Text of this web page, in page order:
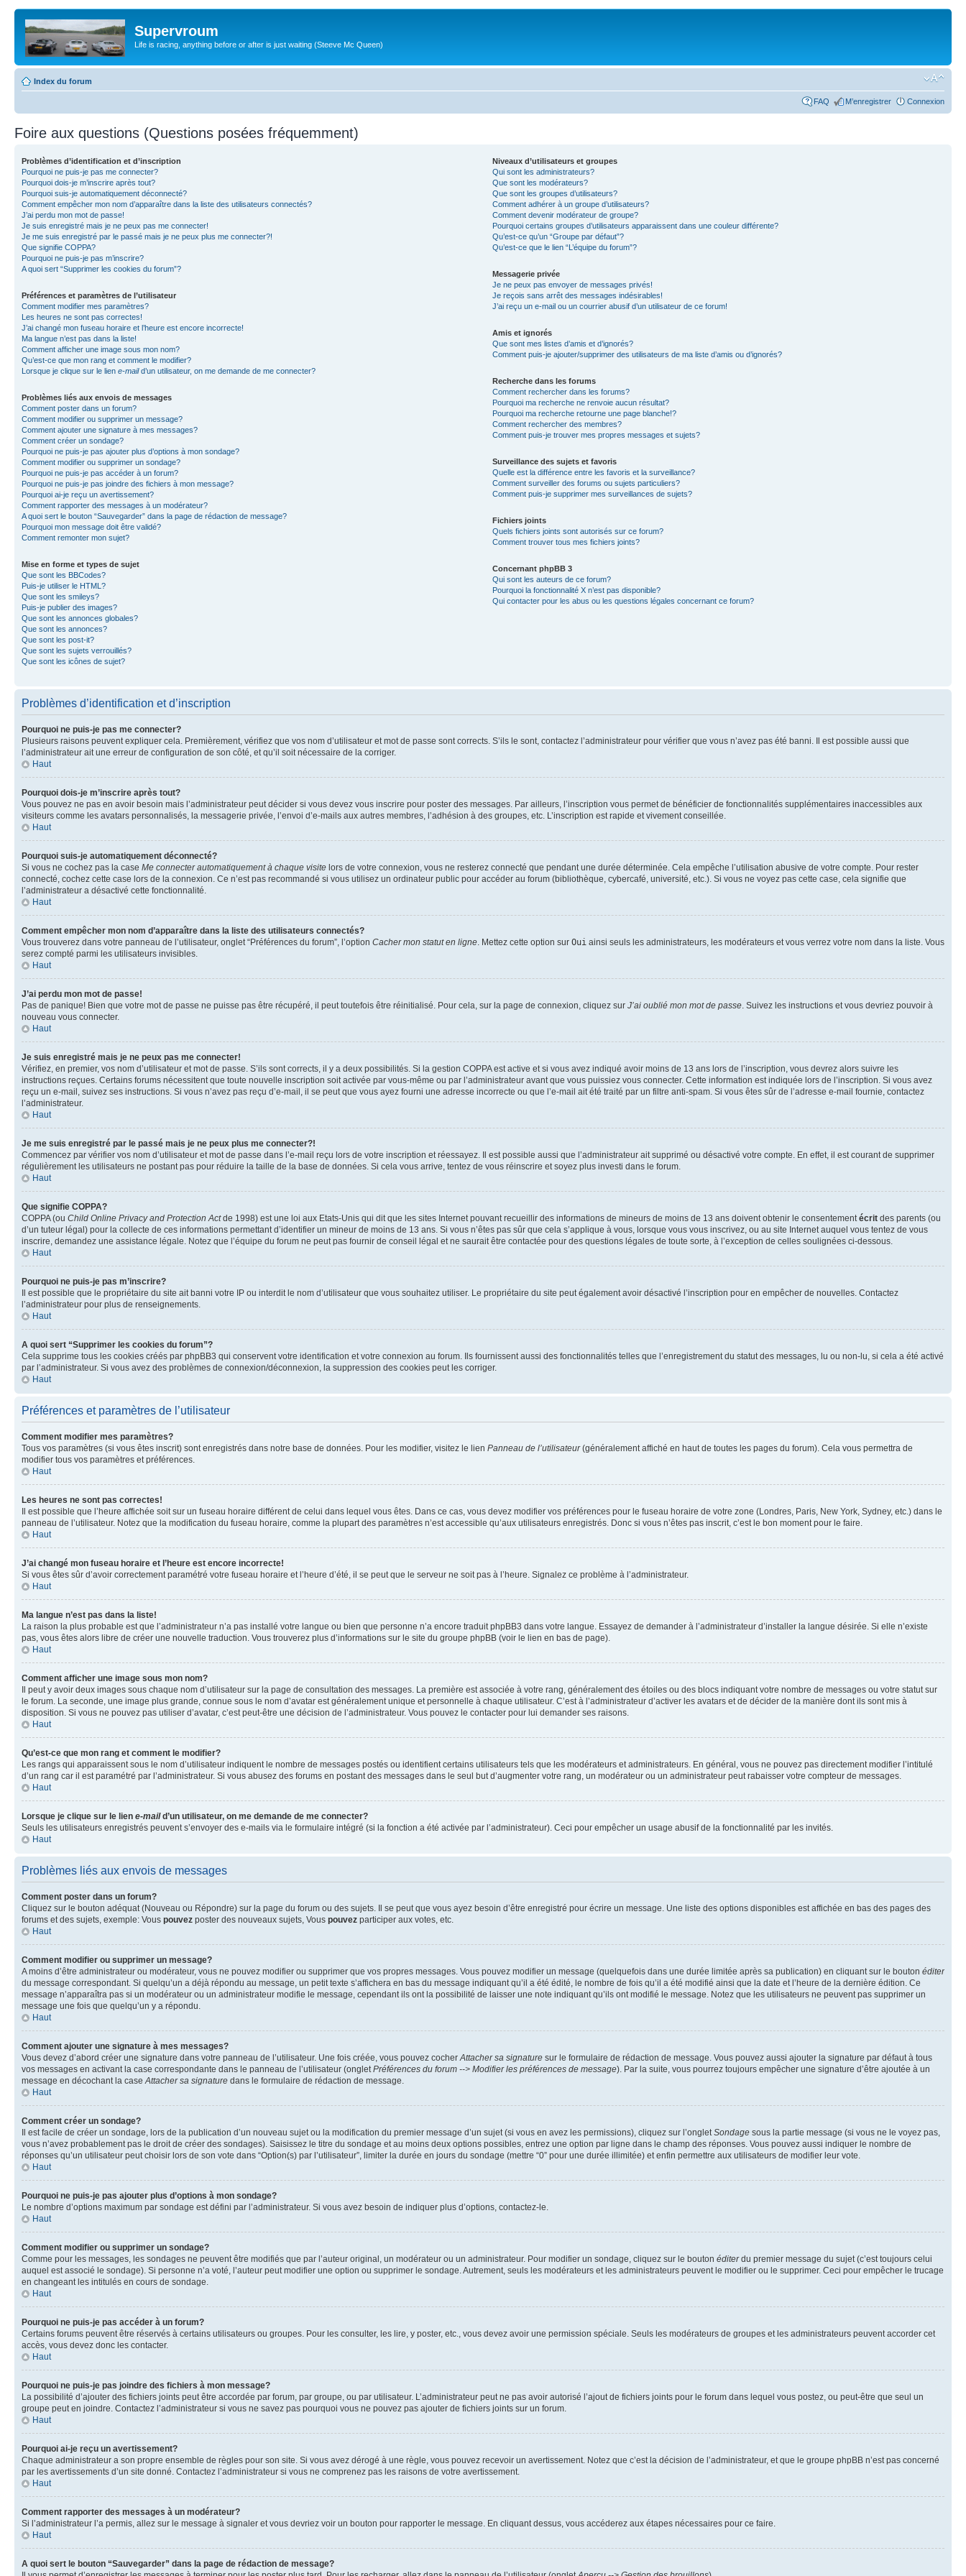
Supervroum
Life is racing, anything before or after is just waiting (Steeve Mc Queen)
Index du forum
FAQ M’enregistrer Connexion
Foire aux questions (Questions posées fréquemment)
Problèmes d’identification et d’inscription
Pourquoi ne puis-je pas me connecter?
Pourquoi dois-je m’inscrire après tout?
Pourquoi suis-je automatiquement déconnecté?
Comment empêcher mon nom d’apparaître dans la liste des utilisateurs connectés?
J’ai perdu mon mot de passe!
Je suis enregistré mais je ne peux pas me connecter!
Je me suis enregistré par le passé mais je ne peux plus me connecter?!
Que signifie COPPA?
Pourquoi ne puis-je pas m’inscrire?
A quoi sert “Supprimer les cookies du forum”?
Préférences et paramètres de l’utilisateur
Comment modifier mes paramètres?
Les heures ne sont pas correctes!
J’ai changé mon fuseau horaire et l’heure est encore incorrecte!
Ma langue n’est pas dans la liste!
Comment afficher une image sous mon nom?
Qu’est-ce que mon rang et comment le modifier?
Lorsque je clique sur le lien e-maild’un utilisateur, on me demande de me connecter?
Problèmes liés aux envois de messages
Comment poster dans un forum?
Comment modifier ou supprimer un message?
Comment ajouter une signature à mes messages?
Comment créer un sondage?
Pourquoi ne puis-je pas ajouter plus d’options à mon sondage?
Comment modifier ou supprimer un sondage?
Pourquoi ne puis-je pas accéder à un forum?
Pourquoi ne puis-je pas joindre des fichiers à mon message?
Pourquoi ai-je reçu un avertissement?
Comment rapporter des messages à un modérateur?
A quoi sert le bouton “Sauvegarder” dans la page de rédaction de message?
Pourquoi mon message doit être validé?
Comment remonter mon sujet?
Mise en forme et types de sujet
Que sont les BBCodes?
Puis-je utiliser le HTML?
Que sont les smileys?
Puis-je publier des images?
Que sont les annonces globales?
Que sont les annonces?
Que sont les post-it?
Que sont les sujets verrouillés?
Que sont les icônes de sujet?
Niveaux d’utilisateurs et groupes
Qui sont les administrateurs?
Que sont les modérateurs?
Que sont les groupes d’utilisateurs?
Comment adhérer à un groupe d’utilisateurs?
Comment devenir modérateur de groupe?
Pourquoi certains groupes d’utilisateurs apparaissent dans une couleur différente?
Qu’est-ce qu’un “Groupe par défaut”?
Qu’est-ce que le lien “L’équipe du forum”?
Messagerie privée
Je ne peux pas envoyer de messages privés!
Je reçois sans arrêt des messages indésirables!
J’ai reçu un e-mail ou un courrier abusif d’un utilisateur de ce forum!
Amis et ignorés
Que sont mes listes d’amis et d’ignorés?
Comment puis-je ajouter/supprimer des utilisateurs de ma liste d’amis ou d’ignorés?
Recherche dans les forums
Comment rechercher dans les forums?
Pourquoi ma recherche ne renvoie aucun résultat?
Pourquoi ma recherche retourne une page blanche!?
Comment rechercher des membres?
Comment puis-je trouver mes propres messages et sujets?
Surveillance des sujets et favoris
Quelle est la différence entre les favoris et la surveillance?
Comment surveiller des forums ou sujets particuliers?
Comment puis-je supprimer mes surveillances de sujets?
Fichiers joints
Quels fichiers joints sont autorisés sur ce forum?
Comment trouver tous mes fichiers joints?
Concernant phpBB 3
Qui sont les auteurs de ce forum?
Pourquoi la fonctionnalité X n’est pas disponible?
Qui contacter pour les abus ou les questions légales concernant ce forum?
Problèmes d’identification et d’inscription
Pourquoi ne puis-je pas me connecter?
Plusieurs raisons peuvent expliquer cela. Premièrement, vérifiez que vos nom d’utilisateur et mot de passe sont corrects. S’ils le sont, contactez l’administrateur pour vérifier que vous n’avez pas été banni. Il est possible aussi que
l’administrateur ait une erreur de configuration de son côté, et qu’il soit nécessaire de la corriger.
Haut
Pourquoi dois-je m’inscrire après tout?
Vous pouvez ne pas en avoir besoin mais l’administrateur peut décider si vous devez vous inscrire pour poster des messages. Par ailleurs, l’inscription vous permet de bénéficier de fonctionnalités supplémentaires inaccessibles aux
visiteurs comme les avatars personnalisés, la messagerie privée, l’envoi d’e-mails aux autres membres, l’adhésion à des groupes, etc. L’inscription est rapide et vivement conseillée.
Haut
Pourquoi suis-je automatiquement déconnecté?
Si vous ne cochez pas la case Me connecter automatiquement à chaque visite lors de votre connexion, vous ne resterez connecté que pendant une durée déterminée. Cela empêche l’utilisation abusive de votre compte. Pour rester
connecté, cochez cette case lors de la connexion. Ce n’est pas recommandé si vous utilisez un ordinateur public pour accéder au forum (bibliothèque, cybercafé, université, etc.). Si vous ne voyez pas cette case, cela signifie que
l’administrateur a désactivé cette fonctionnalité.
Haut
Comment empêcher mon nom d’apparaître dans la liste des utilisateurs connectés?
Vous trouverez dans votre panneau de l’utilisateur, onglet “Préférences du forum”, l’option Cacher mon statut en ligne . Mettez cette option sur Oui ainsi seuls les administrateurs, les modérateurs et vous verrez votre nom dans la liste. Vous
serez compté parmi les utilisateurs invisibles.
Haut
J’ai perdu mon mot de passe!
Pas de panique! Bien que votre mot de passe ne puisse pas être récupéré, il peut toutefois être réinitialisé. Pour cela, sur la page de connexion, cliquez sur J’ai oublié mon mot de passe . Suivez les instructions et vous devriez pouvoir à
nouveau vous connecter.
Haut
Je suis enregistré mais je ne peux pas me connecter!
Vérifiez, en premier, vos nom d’utilisateur et mot de passe. S’ils sont corrects, il y a deux possibilités. Si la gestion COPPA est active et si vous avez indiqué avoir moins de 13 ans lors de l’inscription, vous devrez alors suivre les
instructions reçues. Certains forums nécessitent que toute nouvelle inscription soit activée par vous-même ou par l’administrateur avant que vous puissiez vous connecter. Cette information est indiquée lors de l’inscription. Si vous avez
reçu un e-mail, suivez ses instructions. Si vous n’avez pas reçu d’e-mail, il se peut que vous ayez fourni une adresse incorrecte ou que l’e-mail ait été traité par un filtre anti-spam. Si vous êtes sûr de l’adresse e-mail fournie, contactez
l’administrateur.
Haut
Je me suis enregistré par le passé mais je ne peux plus me connecter?!
Commencez par vérifier vos nom d’utilisateur et mot de passe dans l’e-mail reçu lors de votre inscription et réessayez. Il est possible aussi que l’administrateur ait supprimé ou désactivé votre compte. En effet, il est courant de supprimer
régulièrement les utilisateurs ne postant pas pour réduire la taille de la base de données. Si cela vous arrive, tentez de vous réinscrire et soyez plus investi dans le forum.
Haut
Que signifie COPPA?
COPPA (ou Child Online Privacy and Protection Actde 1998) est une loi aux Etats-Unis qui dit que les sites Internet pouvant recueillir des informations de mineurs de moins de 13 ans doivent obtenir le consentement écrit des parents (ou
d’un tuteur légal) pour la collecte de ces informations permettant d’identifier un mineur de moins de 13 ans. Si vous n’êtes pas sûr que cela s’applique à vous, lorsque vous vous inscrivez, ou au site Internet auquel vous tentez de vous
inscrire, demandez une assistance légale. Notez que l’équipe du forum ne peut pas fournir de conseil légal et ne saurait être contactée pour des questions légales de toute sorte, à l’exception de celles soulignées ci-dessous.
Haut
Pourquoi ne puis-je pas m’inscrire?
Il est possible que le propriétaire du site ait banni votre IP ou interdit le nom d’utilisateur que vous souhaitez utiliser. Le propriétaire du site peut également avoir désactivé l’inscription pour en empêcher de nouvelles. Contactez
l’administrateur pour plus de renseignements.
Haut
A quoi sert “Supprimer les cookies du forum”?
Cela supprime tous les cookies créés par phpBB3 qui conservent votre identification et votre connexion au forum. Ils fournissent aussi des fonctionnalités telles que l’enregistrement du statut des messages, lu ou non-lu, si cela a été activé
par l’administrateur. Si vous avez des problèmes de connexion/déconnexion, la suppression des cookies peut les corriger.
Haut
Préférences et paramètres de l’utilisateur
Comment modifier mes paramètres?
Tous vos paramètres (si vous êtes inscrit) sont enregistrés dans notre base de données. Pour les modifier, visitez le lien Panneau de l’utilisateur(généralement affiché en haut de toutes les pages du forum). Cela vous permettra de
modifier tous vos paramètres et préférences.
Haut
Les heures ne sont pas correctes!
Il est possible que l’heure affichée soit sur un fuseau horaire différent de celui dans lequel vous êtes. Dans ce cas, vous devez modifier vos préférences pour le fuseau horaire de votre zone (Londres, Paris, New York, Sydney, etc.) dans le
panneau de l’utilisateur. Notez que la modification du fuseau horaire, comme la plupart des paramètres n’est accessible qu’aux utilisateurs enregistrés. Donc si vous n’êtes pas inscrit, c’est le bon moment pour le faire.
Haut
J’ai changé mon fuseau horaire et l’heure est encore incorrecte!
Si vous êtes sûr d’avoir correctement paramétré votre fuseau horaire et l’heure d’été, il se peut que le serveur ne soit pas à l’heure. Signalez ce problème à l’administrateur.
Haut
Ma langue n’est pas dans la liste!
La raison la plus probable est que l’administrateur n’a pas installé votre langue ou bien que personne n’a encore traduit phpBB3 dans votre langue. Essayez de demander à l’administrateur d’installer la langue désirée. Si elle n’existe
pas, vous êtes alors libre de créer une nouvelle traduction. Vous trouverez plus d’informations sur le site du groupe phpBB (voir le lien en bas de page).
Haut
Comment afficher une image sous mon nom?
Il peut y avoir deux images sous chaque nom d’utilisateur sur la page de consultation des messages. La première est associée à votre rang, généralement des étoiles ou des blocs indiquant votre nombre de messages ou votre statut sur
le forum. La seconde, une image plus grande, connue sous le nom d’avatar est généralement unique et personnelle à chaque utilisateur. C’est à l’administrateur d’activer les avatars et de décider de la manière dont ils sont mis à
disposition. Si vous ne pouvez pas utiliser d’avatar, c’est peut-être une décision de l’administrateur. Vous pouvez le contacter pour lui demander ses raisons.
Haut
Qu’est-ce que mon rang et comment le modifier?
Les rangs qui apparaissent sous le nom d’utilisateur indiquent le nombre de messages postés ou identifient certains utilisateurs tels que les modérateurs et administrateurs. En général, vous ne pouvez pas directement modifier l’intitulé
d’un rang car il est paramétré par l’administrateur. Si vous abusez des forums en postant des messages dans le seul but d’augmenter votre rang, un modérateur ou un administrateur peut rabaisser votre compteur de messages.
Haut
Lorsque je clique sur le lien e-maild’un utilisateur, on me demande de me connecter?
Seuls les utilisateurs enregistrés peuvent s’envoyer des e-mails via le formulaire intégré (si la fonction a été activée par l’administrateur). Ceci pour empêcher un usage abusif de la fonctionnalité par les invités.
Haut
Problèmes liés aux envois de messages
Comment poster dans un forum?
Cliquez sur le bouton adéquat (Nouveau ou Répondre) sur la page du forum ou des sujets. Il se peut que vous ayez besoin d’être enregistré pour écrire un message. Une liste des options disponibles est affichée en bas des pages des
forums et des sujets, exemple: Vous pouvez poster des nouveaux sujets, Vous pouvez participer aux votes, etc.
Haut
Comment modifier ou supprimer un message?
A moins d’être administrateur ou modérateur, vous ne pouvez modifier ou supprimer que vos propres messages. Vous pouvez modifier un message (quelquefois dans une durée limitée après sa publication) en cliquant sur le bouton éditer
du message correspondant. Si quelqu’un a déjà répondu au message, un petit texte s’affichera en bas du message indiquant qu’il a été édité, le nombre de fois qu’il a été modifié ainsi que la date et l’heure de la dernière édition. Ce
message n’apparaîtra pas si un modérateur ou un administrateur modifie le message, cependant ils ont la possibilité de laisser une note indiquant qu’ils ont modifié le message. Notez que les utilisateurs ne peuvent pas supprimer un
message une fois que quelqu’un y a répondu.
Haut
Comment ajouter une signature à mes messages?
Vous devez d’abord créer une signature dans votre panneau de l’utilisateur. Une fois créée, vous pouvez cocher Attacher sa signature sur le formulaire de rédaction de message. Vous pouvez aussi ajouter la signature par défaut à tous
vos messages en activant la case correspondante dans le panneau de l’utilisateur (onglet Préférences du forum --> Modifier les préférences de message). Par la suite, vous pourrez toujours empêcher une signature d’être ajoutée à un
message en décochant la case Attacher sa signature dans le formulaire de rédaction de message.
Haut
Comment créer un sondage?
Il est facile de créer un sondage, lors de la publication d’un nouveau sujet ou la modification du premier message d’un sujet (si vous en avez les permissions), cliquez sur l’onglet Sondage sous la partie message (si vous ne le voyez pas,
vous n’avez probablement pas le droit de créer des sondages). Saisissez le titre du sondage et au moins deux options possibles, entrez une option par ligne dans le champ des réponses. Vous pouvez aussi indiquer le nombre de
réponses qu’un utilisateur peut choisir lors de son vote dans “Option(s) par l’utilisateur”, limiter la durée en jours du sondage (mettre “0” pour une durée illimitée) et enfin permettre aux utilisateurs de modifier leur vote.
Haut
Pourquoi ne puis-je pas ajouter plus d’options à mon sondage?
Le nombre d’options maximum par sondage est défini par l’administrateur. Si vous avez besoin de indiquer plus d’options, contactez-le.
Haut
Comment modifier ou supprimer un sondage?
Comme pour les messages, les sondages ne peuvent être modifiés que par l’auteur original, un modérateur ou un administrateur. Pour modifier un sondage, cliquez sur le bouton éditerdu premier message du sujet (c’est toujours celui
auquel est associé le sondage). Si personne n’a voté, l’auteur peut modifier une option ou supprimer le sondage. Autrement, seuls les modérateurs et les administrateurs peuvent le modifier ou le supprimer. Ceci pour empêcher le trucage
en changeant les intitulés en cours de sondage.
Haut
Pourquoi ne puis-je pas accéder à un forum?
Certains forums peuvent être réservés à certains utilisateurs ou groupes. Pour les consulter, les lire, y poster, etc., vous devez avoir une permission spéciale. Seuls les modérateurs de groupes et les administrateurs peuvent accorder cet
accès, vous devez donc les contacter.
Haut
Pourquoi ne puis-je pas joindre des fichiers à mon message?
La possibilité d’ajouter des fichiers joints peut être accordée par forum, par groupe, ou par utilisateur. L’administrateur peut ne pas avoir autorisé l’ajout de fichiers joints pour le forum dans lequel vous postez, ou peut-être que seul un
groupe peut en joindre. Contactez l’administrateur si vous ne savez pas pourquoi vous ne pouvez pas ajouter de fichiers joints sur un forum.
Haut
Pourquoi ai-je reçu un avertissement?
Chaque administrateur a son propre ensemble de règles pour son site. Si vous avez dérogé à une règle, vous pouvez recevoir un avertissement. Notez que c’est la décision de l’administrateur, et que le groupe phpBB n’est pas concerné
par les avertissements d’un site donné. Contactez l’administrateur si vous ne comprenez pas les raisons de votre avertissement.
Haut
Comment rapporter des messages à un modérateur?
Si l’administrateur l’a permis, allez sur le message à signaler et vous devriez voir un bouton pour rapporter le message. En cliquant dessus, vous accéderez aux étapes nécessaires pour ce faire.
Haut
A quoi sert le bouton “Sauvegarder” dans la page de rédaction de message?